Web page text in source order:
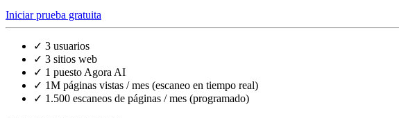
Iniciar prueba gratuita
✓ 3 usuarios
✓ 3 sitios web
✓ 1 puesto Agora AI
✓ 1M páginas vistas / mes (escaneo en tiempo real)
✓ 1.500 escaneos de páginas / mes (programado)